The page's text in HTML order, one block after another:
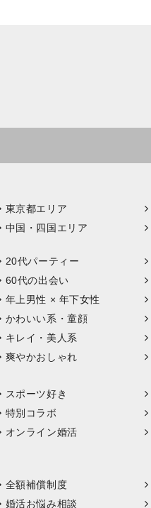
東京都エリア
中国・四国エリア
20代パーティー
60代の出会い
年上男性 × 年下女性
かわいい系・童顔
キレイ・美人系
爽やかおしゃれ
スポーツ好き
特別コラボ
オンライン婚活
全額補償制度
婚活お悩み相談